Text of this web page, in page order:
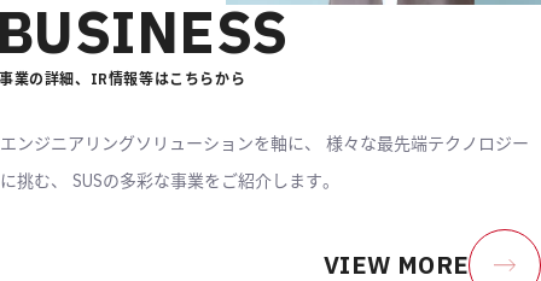
事業の詳細、IR情報等はこちらから
エンジニアリングソリューションを軸に、
様々な最先端テクノロジー
に挑む、
SUSの多彩な事業をご紹介します。
VIEW MORE